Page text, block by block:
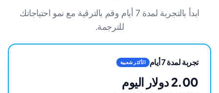
ابدأ بالتجربة لمدة 7 أيام وقم بالترقية مع نمو احتياجاتك
للترجمة.
تجربة لمدة 7 أيام الأكثر شعبية
2.00 دولار اليوم